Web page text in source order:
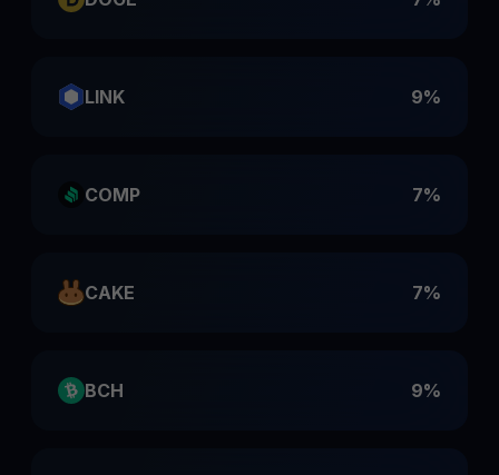
LINK 9%
COMP 7%
CAKE 7%
BCH 9%